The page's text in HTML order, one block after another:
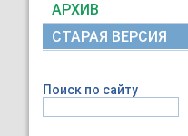
АРХИВ
СТАРАЯ ВЕРСИЯ
Поиск по сайту